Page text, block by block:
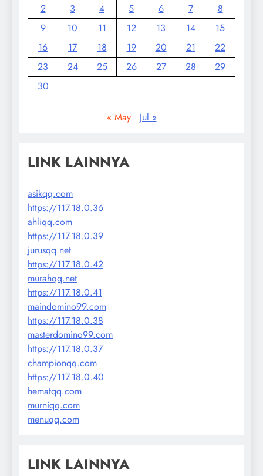
2
3 4 5 6 7
8
9
10 11 12 13 14
15
16
17 18 19 20 21
22
23
24 25 26 27 28
29
30
« May Jul »
LINK LAINNYA
asikqq.com
https://117.18.0.36
ahliqq.com
https://117.18.0.39
jurusqq.net
https://117.18.0.42
murahqq.net
https://117.18.0.41
maindomino99.com
https://117.18.0.38
masterdomino99.com
https://117.18.0.37
championqq.com
https://117.18.0.40
hematqq.com
murniqq.com
menuqq.com
LINK LAINNYA